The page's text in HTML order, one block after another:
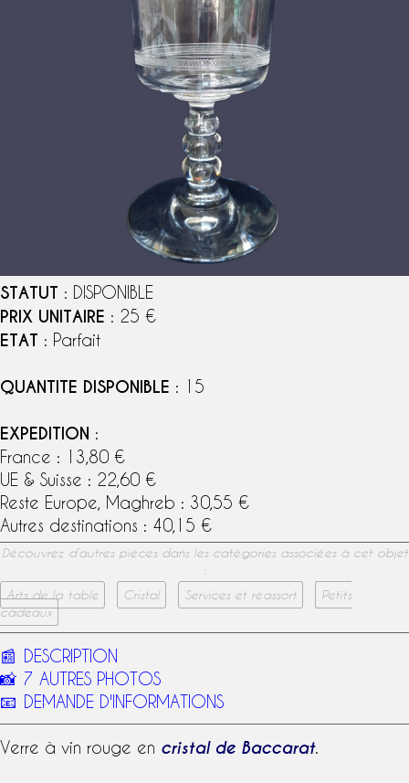
STATUT : DISPONIBLE
PRIX UNITAIRE : 25 €
ETAT : Parfait
QUANTITE DISPONIBLE : 15
EXPEDITION :
France : 13,80 €
UE & Suisse : 22,60 €
Reste Europe, Maghreb : 30,55 €
Autres destinations : 40,15 €
Découvrez d’autres pièces dans les catégories associées à cet objet
:
Arts de la table
Cristal Services et réassort
Petits
cadeaux
📰 DESCRIPTION
📸 7 AUTRES PHOTOS
📧 DEMANDE D'INFORMATIONS
Verre à vin rouge en cristal de Baccarat.